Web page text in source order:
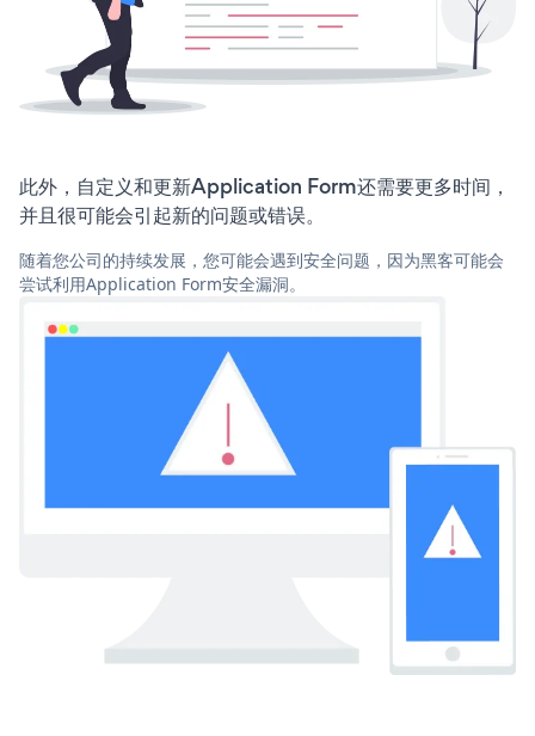
此外，自定义和更新Application Form还需要更多时间，
并且很可能会引起新的问题或错误。
随着您公司的持续发展，您可能会遇到安全问题，因为黑客可能会
尝试利用Application Form安全漏洞。